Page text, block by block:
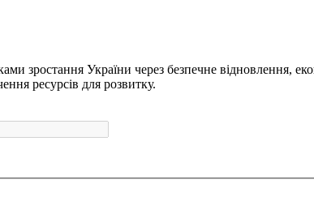
зростання України через безпечне відновлення,
ресурсів для розвитку.